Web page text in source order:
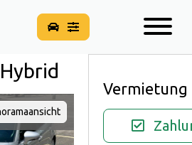
Vermietung